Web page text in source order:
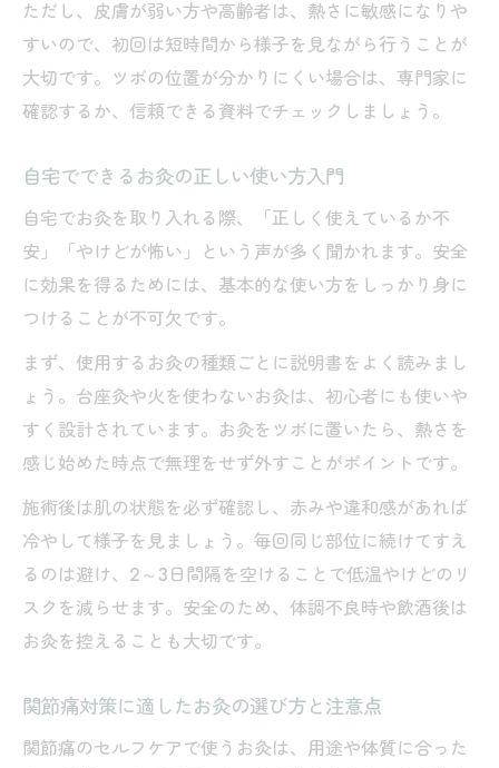
ただし、皮膚が弱い方や高齢者は、熱さに敏感になりや
すいので、初回は短時間から様子を見ながら行うことが
大切です。ツボの位置が分かりにくい場合は、専門家に
確認するか、信頼できる資料でチェックしましょう。
自宅でできるお灸の正しい使い方入門
自宅でお灸を取り入れる際、「正しく使えているか不
安」「やけどが怖い」という声が多く聞かれます。安全
に効果を得るためには、基本的な使い方をしっかり身に
つけることが不可欠です。
まず、使用するお灸の種類ごとに説明書をよく読みまし
ょう。台座灸や火を使わないお灸は、初心者にも使いや
すく設計されています。お灸をツボに置いたら、熱さを
感じ始めた時点で無理をせず外すことがポイントです。
施術後は肌の状態を必ず確認し、赤みや違和感があれば
冷やして様子を見ましょう。毎回同じ部位に続けてすえ
るのは避け、2～3日間隔を空けることで低温やけどのリ
スクを減らせます。安全のため、体調不良時や飲酒後は
お灸を控えることも大切です。
関節痛対策に適したお灸の選び方と注意点
関節痛のセルフケアで使うお灸は、用途や体質に合った